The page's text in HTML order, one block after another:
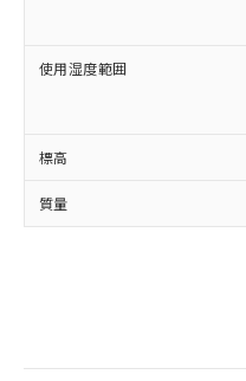
使用湿度範囲
標高
質量